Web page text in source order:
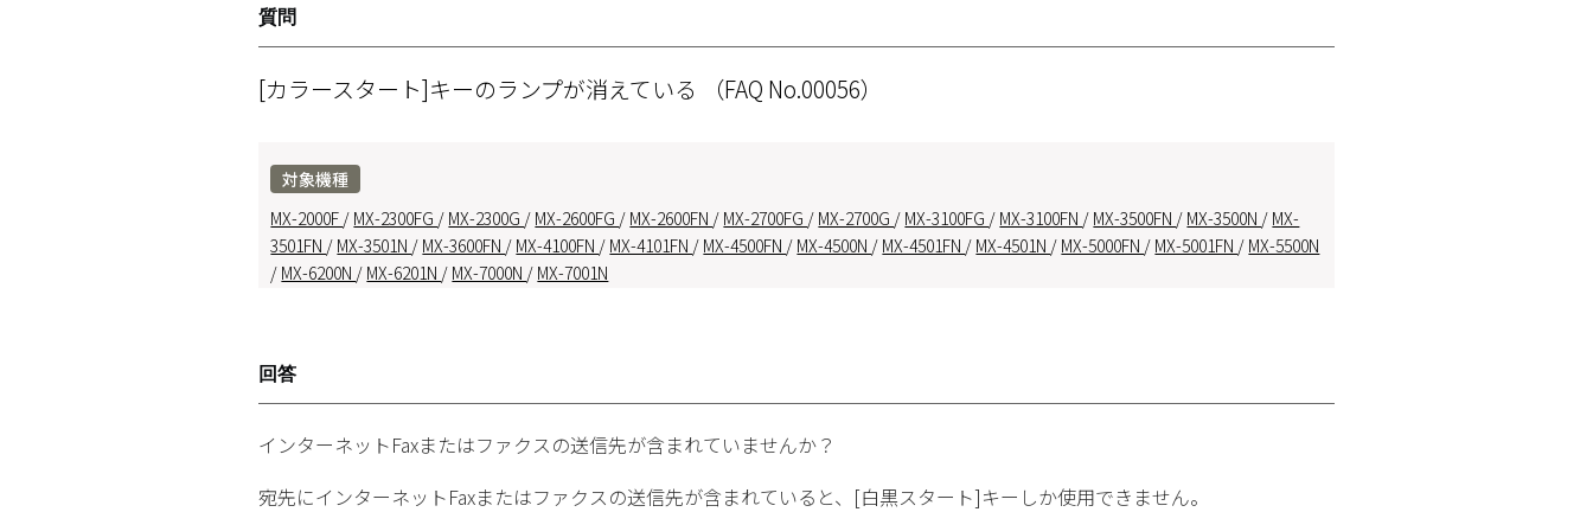
質問
[カラースタート]キーのランプが消えている （FAQ No.00056）
対象機種
MX-2000F / MX-2300FG / MX-2300G / MX-2600FG / MX-2600FN / MX-2700FG / MX-2700G / MX-3100FG / MX-3100FN / MX-3500FN / MX-3500N / MX-
3501FN / MX-3501N / MX-3600FN / MX-4100FN / MX-4101FN / MX-4500FN / MX-4500N / MX-4501FN / MX-4501N / MX-5000FN / MX-5001FN / MX-5500N
/ MX-6200N / MX-6201N / MX-7000N / MX-7001N
回答
インターネットFaxまたはファクスの送信先が含まれていませんか？
宛先にインターネットFaxまたはファクスの送信先が含まれていると、[白黒スタート]キーしか使用できません。